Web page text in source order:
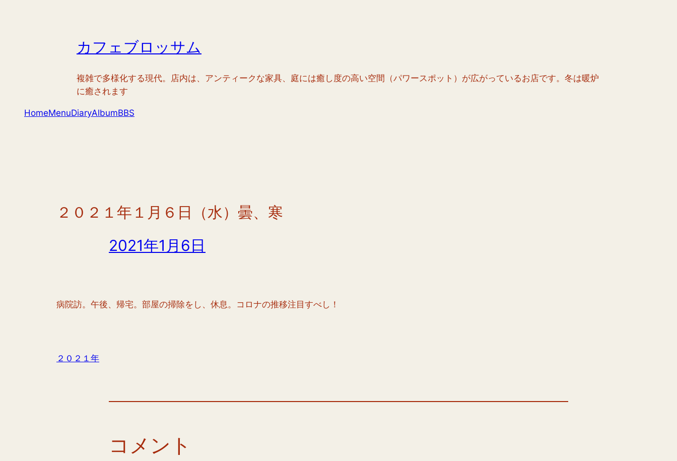
カフェブロッサム
複雑で多様化する現代。店内は、アンティークな家具、庭には癒し度の高い空間（パワースポット）が広がっているお店です。冬は暖炉
に癒されます
HomeMenuDiaryAlbumBBS
２０２１年１月６日（水）曇、寒
2021年1月6日
病院訪。午後、帰宅。部屋の掃除をし、休息。コロナの推移注目すべし！
２０２１年
コメント